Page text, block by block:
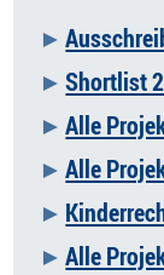
Navigation
überspringen
Shortlist
Alle
Alle
Alle